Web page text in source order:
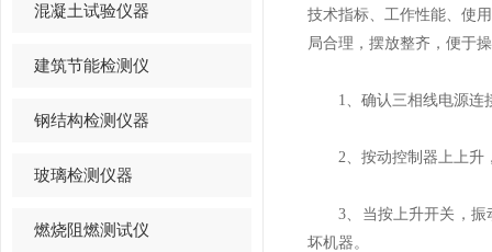
混凝土试验仪器
建筑节能检测仪
钢结构检测仪器
玻璃检测仪器
燃烧阻燃测试仪
技术指标、工作性能、使
局合理，摆放整齐，便于
1、确认三相线电源连
2、按动控制器上上升，
3、当按上升开关，振动
坏机器。